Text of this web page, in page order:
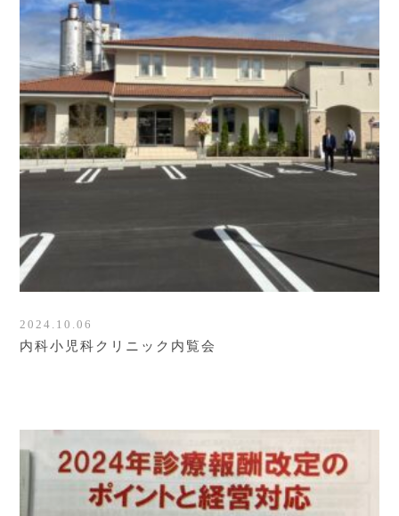
2024.10.06
内科小児科クリニック内覧会